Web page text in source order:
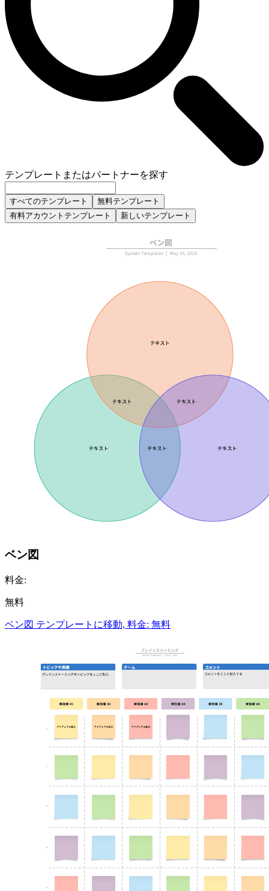
テンプレートまたはパートナーを探す
すべてのテンプレート
無料テンプレート
有料アカウントテンプレート
新しいテンプレート
ベン図
料金:
無料
ベン図 テンプレートに移動, 料金: 無料